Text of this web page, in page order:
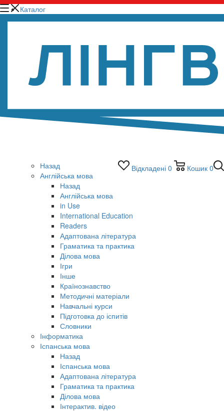
Відкладені 0 Кошик 0
Каталог
Назад
Англійська мова
Назад
Англійська мова
in Use
International Education
Readers
Адаптована література
Граматика та практика
Ділова мова
Ігри
Інше
Країнознавство
Методичні матеріали
Навчальні курси
Підготовка до іспитів
Словники
Інформатика
Іспанська мова
Назад
Іспанська мова
Адаптована література
Граматика та практика
Ділова мова
Інтерактив. відео